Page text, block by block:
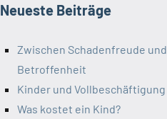
Neueste Beiträge
Zwischen Schadenfreude und
Betroffenheit
Kinder und Vollbeschäftigung
Was kostet ein Kind?